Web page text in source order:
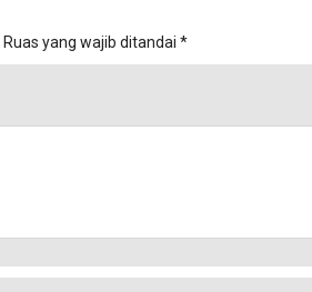
Ruas yang wajib ditandai *